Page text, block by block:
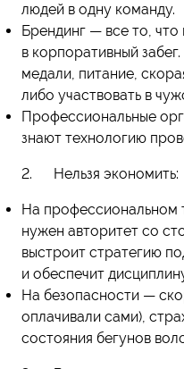
людей в одну команду.
Брендинг — все то,
в корпоративный
медали, питание,
либо участвовать в
Профессиональные
знают технологию
2. Нельзя экономить:
На профессиональном
нужен авторитет со
выстроит стратегию
и обеспечит
На безопасности —
оплачивали сами),
состояния бегунов